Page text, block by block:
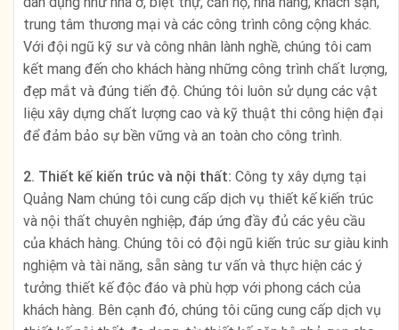
trung tâm thương mại và các công trình công cộng khác.
Với đội ngũ kỹ sư và công nhân lành nghề, chúng tôi cam
kết mang đến cho khách hàng những công trình chất lượng,
đẹp mắt và đúng tiến độ. Chúng tôi luôn sử dụng các vật
liệu xây dựng chất lượng cao và kỹ thuật thi công hiện đại
để đảm bảo sự bền vững và an toàn cho công trình.
2. Thiết kế kiến trúc và nội thất: Công ty xây dựng tại
Quảng Nam chúng tôi cung cấp dịch vụ thiết kế kiến trúc
và nội thất chuyên nghiệp, đáp ứng đầy đủ các yêu cầu
của khách hàng. Chúng tôi có đội ngũ kiến trúc sư giàu kinh
nghiệm và tài năng, sẵn sàng tư vấn và thực hiện các ý
tưởng thiết kế độc đáo và phù hợp với phong cách của
khách hàng. Bên cạnh đó, chúng tôi cũng cung cấp dịch vụ